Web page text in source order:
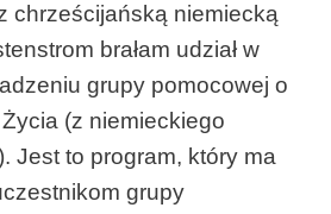
chrześcijańską niemiecką
brałam udział w
grupy pomocowej o
(z niemieckiego
Jest to program, który ma
grupy